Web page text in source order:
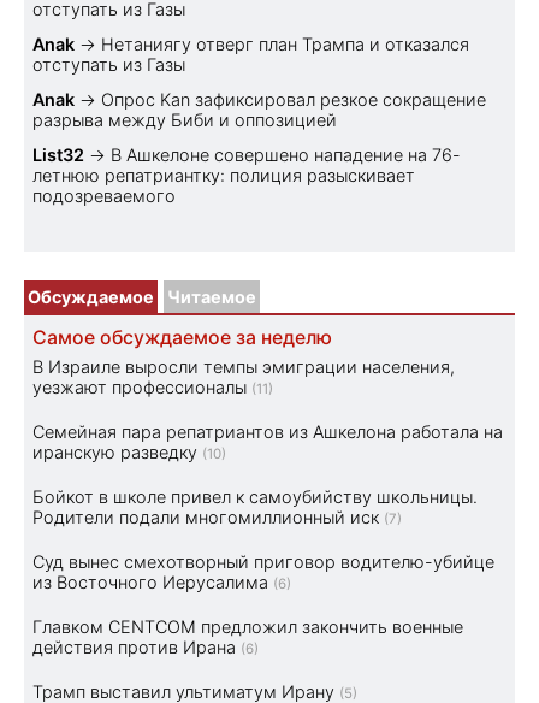
отступать из Газы
Anak → Нетаниягу отверг план Трампа и отказался
отступать из Газы
Anak → Опрос Kan зафиксировал резкое сокращение
разрыва между Биби и оппозицией
List32 → В Ашкелоне совершено нападение на 76-
летнюю репатриантку: полиция разыскивает
подозреваемого
Обсуждаемое Читаемое
Самое обсуждаемое за неделю
В Израиле выросли темпы эмиграции населения,
уезжают профессионалы (11)
Семейная пара репатриантов из Ашкелона работала на
иранскую разведку (10)
Бойкот в школе привел к самоубийству школьницы.
Родители подали многомиллионный иск (7)
Суд вынес смехотворный приговор водителю-убийце
из Восточного Иерусалима (6)
Главком CENTCOM предложил закончить военные
действия против Ирана (6)
Трамп выставил ультиматум Ирану (5)